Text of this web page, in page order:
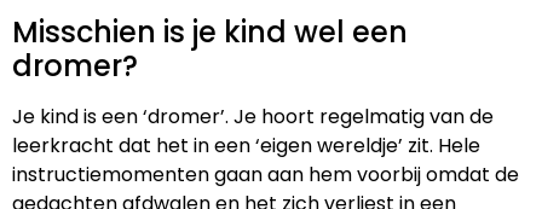
Misschien is je kind wel een
dromer?
Je kind is een ‘dromer’. Je hoort regelmatig van de
leerkracht dat het in een ‘eigen wereldje’ zit. Hele
instructiemomenten gaan aan hem voorbij omdat de
gedachten afdwalen en het zich verliest in een